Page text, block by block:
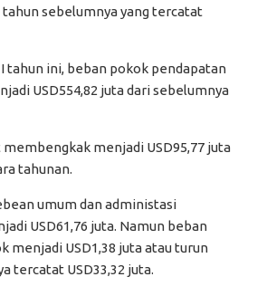
tahun sebelumnya yang tercatat
tahun ini, beban pokok pendapatan
USD554,82 juta dari sebelumnya
menjadi USD95,77 juta
tahunan.
umum dan administasi
USD61,76 juta. Namun beban
menjadi USD1,38 juta atau turun
tercatat USD33,32 juta.